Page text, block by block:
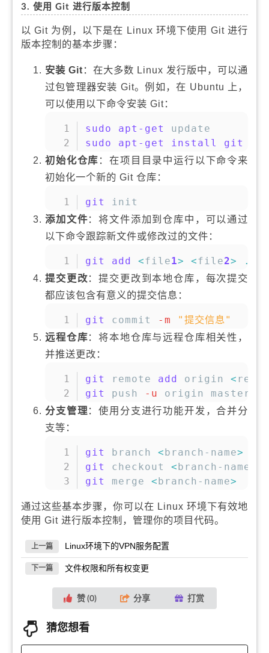
3. 使用 Git 进行版本控制
以 Git 为例，以下是在 Linux 环境下使用 Git 进行
版本控制的基本步骤：
安装 Git ：在大多数 Linux 发行版中，可以通
过包管理器安装 Git。例如，在 Ubuntu 上，
可以使用以下命令安装 Git：
sudo apt-get
sudo
apt-get install git
初始化仓库 ：在项目目录中运行以下命令来
初始化一个新的 Git 仓库：
git init
添加文件：将文件添加到仓库中，可以通过
以下命令跟踪新文件或修改过的文件：
git add <file1> <file2> ..
复制
提交更改：提交更改到本地仓库，每次提交
都应该包含有意义的提交信息：
git commit -m "提交信息"复制
远程仓库：将本地仓库与远程仓库相关性，
并推送更改：
git remote add origin <
git
push -u origin master
分支管理 ：使用分支进行功能开发，合并分
支等：
git branch <branch-name>
git
checkout <branch-name
git
merge <branch-name>
通过这些基本步骤，你可以在 Linux 环境下有效地
使用 Git 进行版本控制，管理你的项目代码。
上一篇 Linux环境下的VPN服务配置
下一篇 文件权限和所有权变更
赞 (0) 分享 打赏
猜您想看